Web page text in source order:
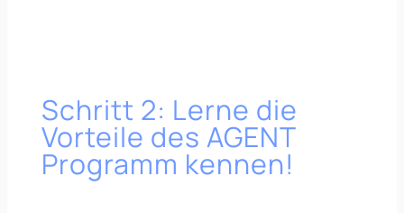
Schritt 2: Lerne die
Vorteile des AGENT
Programm kennen!